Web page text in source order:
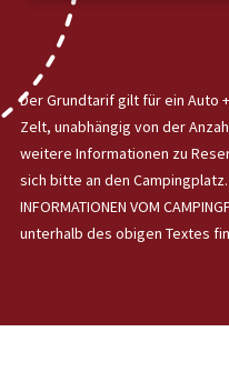
Der Grundtarif gilt für ein Auto
Zelt, unabhängig von der
weitere Informationen zu
sich bitte an den
INFORMATIONEN VOM
unterhalb des obigen Textes